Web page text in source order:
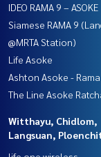
IDEO RAMA 9 – ASOKE
Siamese RAMA 9
@MRTA Station)
Life Asoke
Ashton Asoke -
The Line Asoke
Witthayu, Chidlom,
Langsuan,